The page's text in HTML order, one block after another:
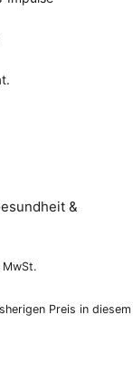
&
Preis in diesem